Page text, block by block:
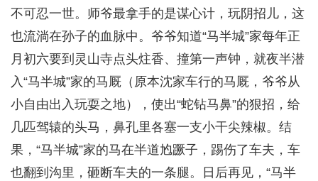
不可忍一世。师爷最拿手的是谋心计，玩阴招儿，这
也流淌在孙子的血脉中。爷爷知道“马半城”家每年正
月初六要到灵山寺点头炷香、撞第一声钟，就夜半潜
入“马半城”家的马厩（原本沈家车行的马厩，爷爷从
小自由出入玩耍之地），使出“蛇钻马鼻”的狠招，给
几匹驾辕的头马，鼻孔里各塞一支小干尖辣椒。结
果，“马半城”家的马在半道尥蹶子，踢伤了车夫，车
也翻到沟里，砸断车夫的一条腿。日后再见，“马半